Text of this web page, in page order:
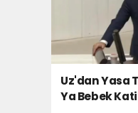
Uz'dan Yasa
Ya Bebek